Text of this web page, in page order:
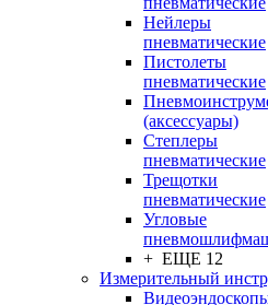
Нейлеры
пневматические
Пистолеты
пневматические
(аксессуары)
Степлеры
пневматические
Трещотки
пневматические
Угловые
+ ЕЩЕ 12
Измерительный